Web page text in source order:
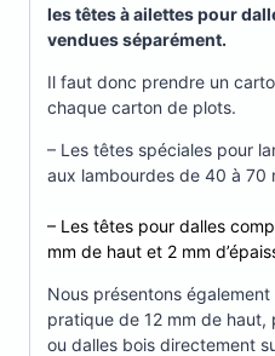
les têtes à ailettes pour
vendues séparément.
Il faut donc prendre un
chaque carton de plots.
– Les têtes spéciales pour
aux lambourdes de 40 à 70
– Les têtes pour dalles
mm de haut et 2 mm
Nous présentons
pratique de 12 mm de
ou dalles bois directement